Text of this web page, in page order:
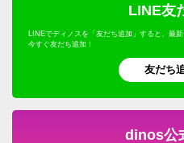
LINE友
LINEでディノスを「友だち追加」すると、最
今すぐ友だち追加！
友だち
dinos公